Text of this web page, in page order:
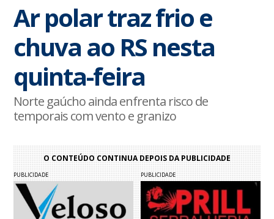
Ar polar traz frio e
chuva ao RS nesta
quinta-feira
Norte gaúcho ainda enfrenta risco de
temporais com vento e granizo
O CONTEÚDO CONTINUA DEPOIS DA PUBLICIDADE
PUBLICIDADE PUBLICIDADE